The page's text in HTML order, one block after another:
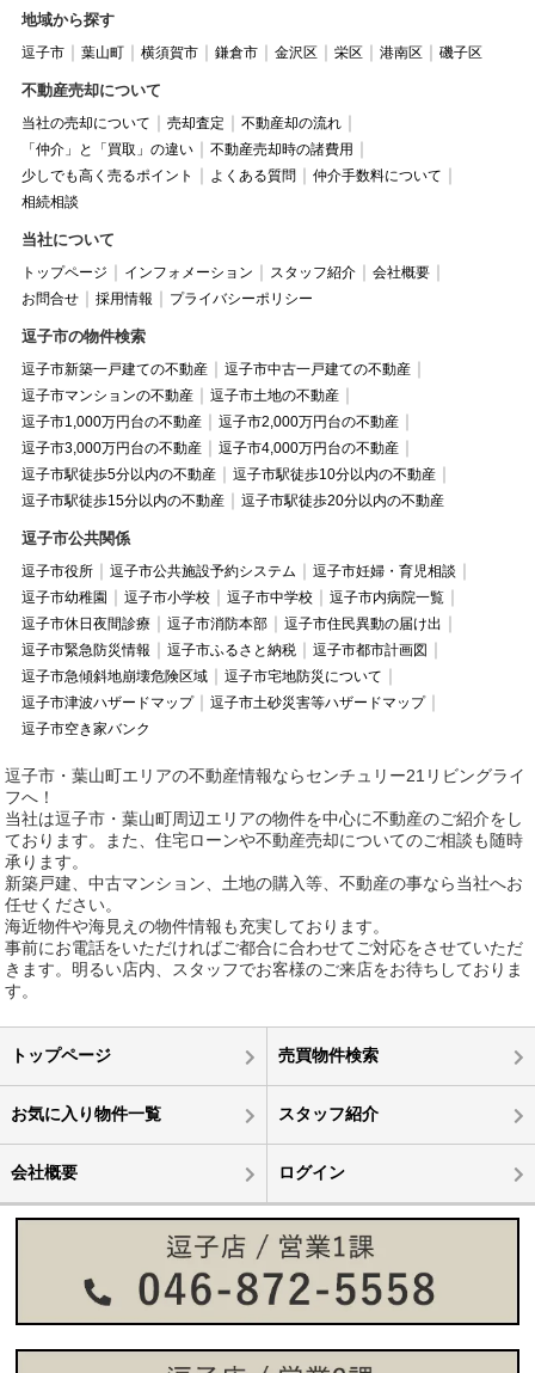
地域から探す
逗子市 葉山町 横須賀市 鎌倉市 金沢区 栄区 港南区 磯子区
不動産売却について
当社の売却について 売却査定
不動産却の流れ
「仲介」と「買取」の違い
不動産売却時の諸費用
少しでも高く売るポイント
よくある質問
仲介手数料について
相続相談
当社について
トップページ インフォメーション スタッフ紹介
会社概要
お問合せ
採用情報 プライバシーポリシー
逗子市の物件検索
逗子市新築一戸建ての不動産
逗子市中古一戸建ての不動産
逗子市マンションの不動産
逗子市土地の不動産
逗子市1,000万円台の不動産
逗子市2,000万円台の不動産
逗子市3,000万円台の不動産
逗子市4,000万円台の不動産
逗子市駅徒歩5分以内の不動産
逗子市駅徒歩10分以内の不動産
逗子市駅徒歩15分以内の不動産
逗子市駅徒歩20分以内の不動産
逗子市公共関係
逗子市役所 逗子市公共施設予約システム
逗子市妊婦・育児相談
逗子市幼稚園
逗子市小学校 逗子市中学校
逗子市内病院一覧
逗子市休日夜間診療
逗子市消防本部
逗子市住民異動の届け出
逗子市緊急防災情報
逗子市ふるさと納税
逗子市都市計画図
逗子市急傾斜地崩壊危険区域
逗子市宅地防災について
逗子市津波ハザードマップ
逗子市土砂災害等ハザードマップ
逗子市空き家バンク
逗子市・葉山町エリアの不動産情報ならセンチュリー21リビングライ
フへ！
当社は逗子市・葉山町周辺エリアの物件を中心に不動産のご紹介をし
ております。また、住宅ローンや不動産売却についてのご相談も随時
承ります。
新築戸建、中古マンション、土地の購入等、不動産の事なら当社へお
任せください。
海近物件や海見えの物件情報も充実しております。
事前にお電話をいただければご都合に合わせてご対応をさせていただ
きます。明るい店内、スタッフでお客様のご来店をお待ちしておりま
す。
トップページ 売買物件検索
お気に入り物件一覧 スタッフ紹介
会社概要 ログイン